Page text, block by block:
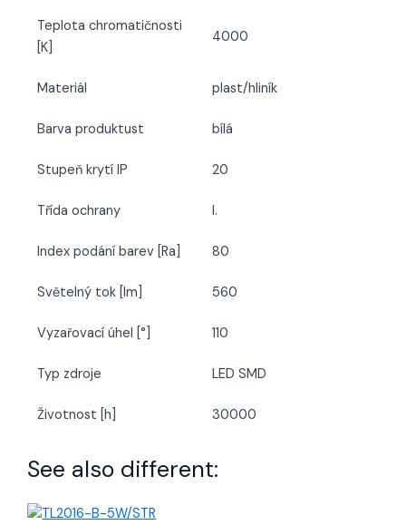
Teplota chromatičnosti
[K]
4000
Materiál plast/hliník
Barva produktust bílá
Stupeň krytí IP 20
Třída ochrany I.
Index podání barev [Ra] 80
Světelný tok [lm] 560
Vyzařovací úhel [°] 110
Typ zdroje LED SMD
Životnost [h] 30000
See also different: